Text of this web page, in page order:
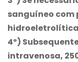
sanguíneo com
4º)
intravenosa,